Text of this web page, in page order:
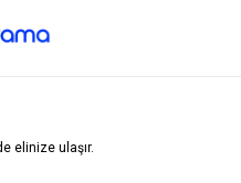
elinize ulaşır.